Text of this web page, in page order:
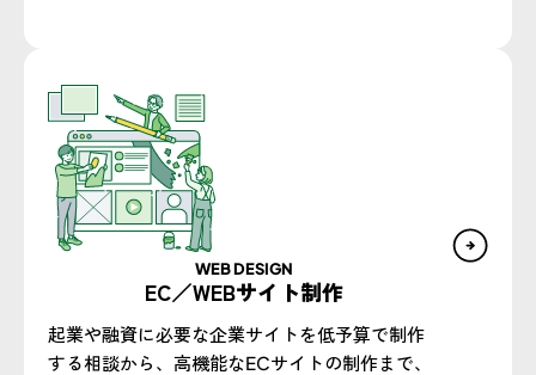
WEB DESIGN​
EC／WEBサイト制作​
起業や融資に必要な企業サイトを低予算で制作
する相談から、高機能なECサイトの制作まで、